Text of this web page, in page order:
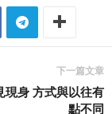
下一篇文章
現身 方式與以往有
點不同